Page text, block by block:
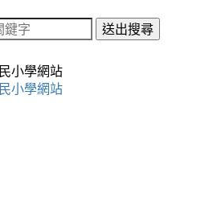
送出搜尋
小學網站
小學網站